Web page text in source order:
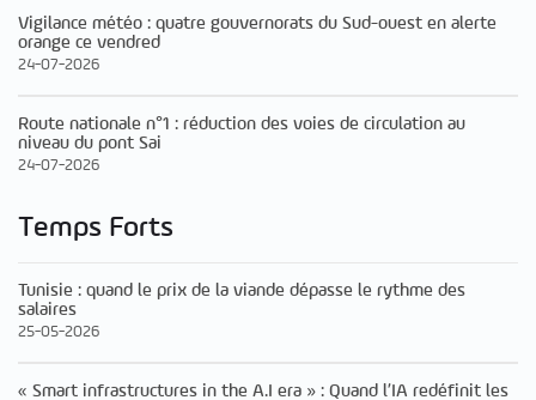
Vigilance météo : quatre gouvernorats du Sud-ouest en alerte
orange ce vendred
24-07-2026
Route nationale n°1 : réduction des voies de circulation au
niveau du pont Sai
24-07-2026
Temps Forts
Tunisie : quand le prix de la viande dépasse le rythme des
salaires
25-05-2026
« Smart infrastructures in the A.I era » : Quand l’IA redéfinit les